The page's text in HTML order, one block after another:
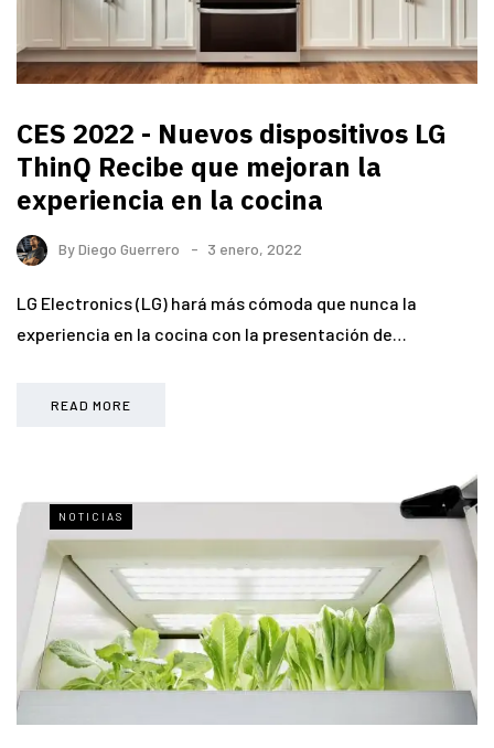
CES 2022 - Nuevos dispositivos LG
ThinQ Recibe que mejoran la
experiencia en la cocina
ByDiego Guerrero 3 enero, 2022
LG Electronics (LG) hará más cómoda que nunca la
experiencia en la cocina con la presentación de…
READ MORE
NOTICIAS